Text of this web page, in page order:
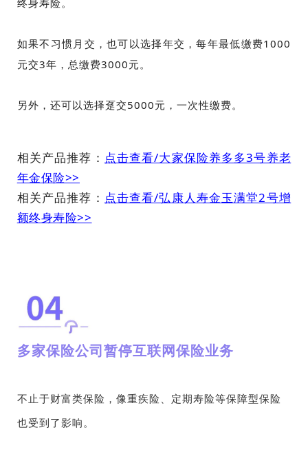
如果不习惯月交，也可以选择年交，每年最低缴费1000
元交3年，总缴费3000元。
另外，还可以选择趸交5000元，一次性缴费。
相关产品推荐： 点击查看/大家保险养多多3号养老
年金保险>>
相关产品推荐： 点击查看/弘康人寿金玉满堂2号增
额终身寿险>>
多家保险公司暂停互联网保险业务
不止于财富类保险，像重疾险、定期寿险等保障型保险
也受到了影响。